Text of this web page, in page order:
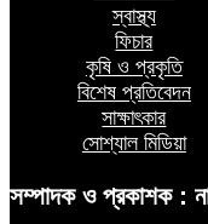
স্বাস্থ্য
ফিচার
কৃষি ও প্রকৃতি
বিশেষ প্রতিবেদন
সাক্ষাৎকার
সোশ্যাল মিডিয়া
সম্পাদক ও প্রকাশক :